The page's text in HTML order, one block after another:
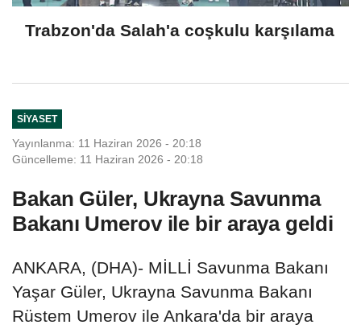
Trabzon'da Salah'a coşkulu karşılama
SIYASET
Yayınlanma: 11 Haziran 2026 - 20:18
Güncelleme: 11 Haziran 2026 - 20:18
Bakan Güler, Ukrayna Savunma
Bakanı Umerov ile bir araya geldi
ANKARA, (DHA)- MİLLİ Savunma Bakanı
Yaşar Güler, Ukrayna Savunma Bakanı
Rüstem Umerov ile Ankara'da bir araya